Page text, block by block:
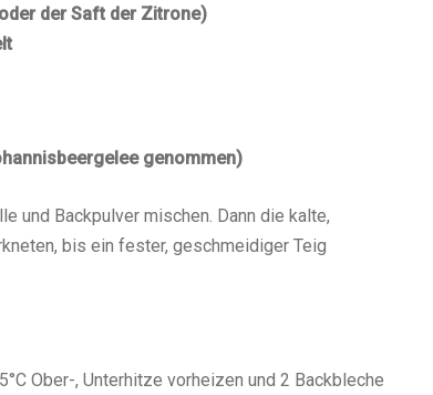
der Saft der Zitrone)
genommen)
und Backpulver mischen. Dann die kalte,
bis ein fester, geschmeidiger Teig
Ober-, Unterhitze vorheizen und 2 Backbleche